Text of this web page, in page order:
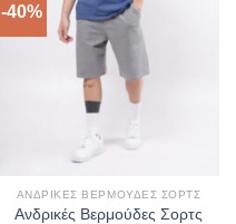
-40%
ΑΝΔΡΙΚΈΣ ΒΕΡΜΟΎΔΕΣ ΣΟΡΤΣ
Ανδρικές Βερμούδες Σορτς